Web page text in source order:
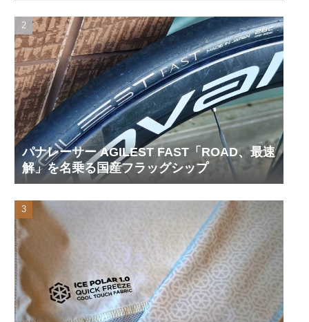
パナレーサー AGILEST FAST「ROAD、最速
解」を名乗る国産フラッグシップ